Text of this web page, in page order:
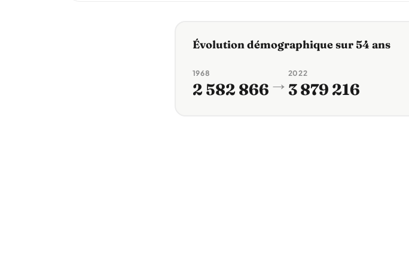
Évolution démographique sur 54 ans
1968
2 582 866 → 2022
3 879 216